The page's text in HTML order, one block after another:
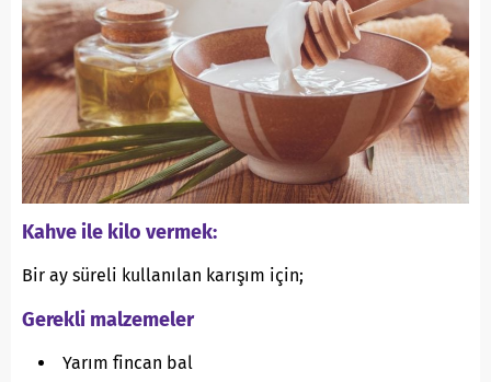
Kahve ile kilo vermek:
Bir ay süreli kullanılan karışım için;
Gerekli malzemeler
Yarım fincan bal